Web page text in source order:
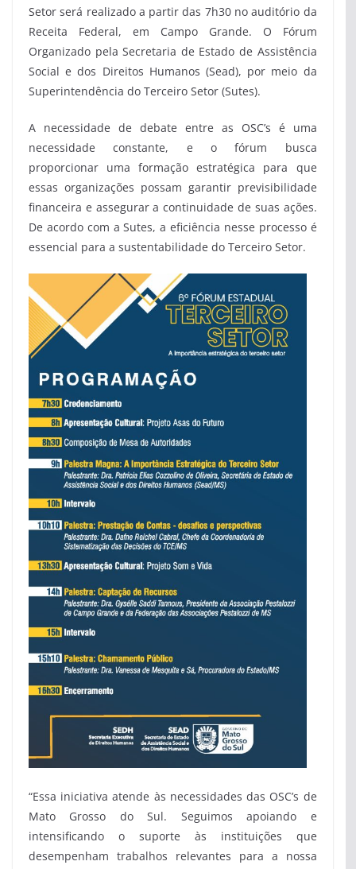
Setor será realizado a partir das 7h30 no auditório da
Receita Federal, em Campo Grande. O Fórum
Organizado pela Secretaria de Estado de Assistência
Social e dos Direitos Humanos (Sead), por meio da
Superintendência do Terceiro Setor (Sutes).
A necessidade de debate entre as OSC’s é uma
necessidade constante, e o fórum busca
proporcionar uma formação estratégica para que
essas organizações possam garantir previsibilidade
financeira e assegurar a continuidade de suas ações.
De acordo com a Sutes, a eficiência nesse processo é
essencial para a sustentabilidade do Terceiro Setor.
“Essa iniciativa atende às necessidades das OSC’s de
Mato Grosso do Sul. Seguimos apoiando e
intensificando o suporte às instituições que
desempenham trabalhos relevantes para a nossa